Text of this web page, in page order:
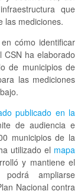
que
las mediciones.
cómo identificar
CSN ha elaborado
de municipios de
las mediciones
publicado en la
de audiencia e
municipios de la
utilizado el mapa
y mantiene el
ampliarse
Nacional contra